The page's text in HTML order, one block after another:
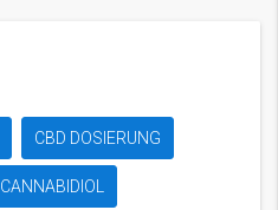
CBD DOSIERUNG
CANNABIDIOL